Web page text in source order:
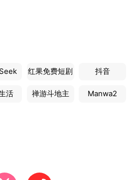
红果免费短剧 抖音
活 禅游斗地主 Manwa2